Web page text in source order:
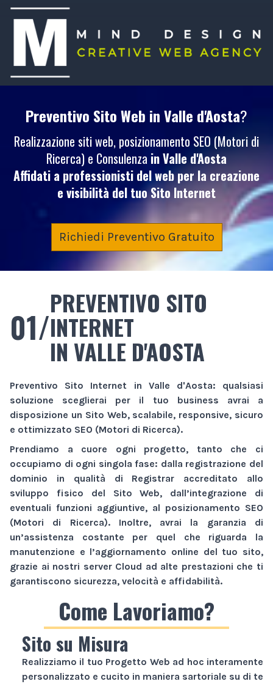
Preventivo Sito Web in Valle d'Aosta?
Realizzazione siti web, posizionamento SEO (Motori di
Ricerca) e Consulenza in Valle d'Aosta
Affidati a professionisti del web per la creazione
e visibilità del tuoSito Internet
Richiedi Preventivo Gratuito
01/
PREVENTIVO SITO
INTERNET
IN VALLE D'AOSTA
Preventivo Sito Internet in Valle d'Aosta: qualsiasi
soluzione sceglierai per il tuo business avrai a
disposizione un Sito Web, scalabile, responsive, sicuro
e ottimizzato SEO (Motori di Ricerca).
Prendiamo a cuore ogni progetto, tanto che ci
occupiamo di ogni singola fase: dalla registrazione del
dominio in qualità di Registrar accreditato allo
sviluppo fisico del Sito Web, dall’integrazione di
eventuali funzioni aggiuntive, al posizionamento SEO
(Motori di Ricerca). Inoltre, avrai la garanzia di
un’assistenza costante per quel che riguarda la
manutenzione e l’aggiornamento online del tuo sito,
grazie ai nostri server Cloud ad alte prestazioni che ti
garantiscono sicurezza, velocità e affidabilità.
Come Lavoriamo?
Sito su Misura
Realizziamo il tuo Progetto Web ad hoc interamente
personalizzato e cucito in maniera sartoriale su di te